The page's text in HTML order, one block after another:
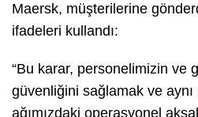
Maersk, müşterilerine
ifadeleri kullandı:
“Bu karar, personelimizin ve
güvenliğini sağlamak ve
ağımızdaki operasyonel